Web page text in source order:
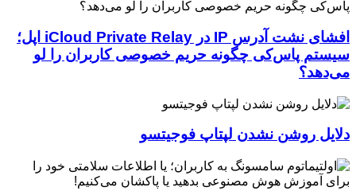
افشای نشت آدرس IP در iCloud Private Relay اپل؛
سیستم پاس‌کی چگونه حریم خصوصی کاربران را لو
می‌دهد؟
دلایل روشن نشدن لپتاپ فوجیتسو